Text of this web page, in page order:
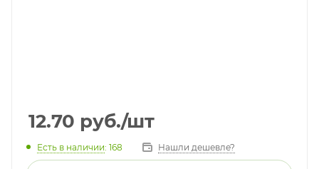
12.70 руб./шт
Есть в наличии: 168 Нашли дешевле?